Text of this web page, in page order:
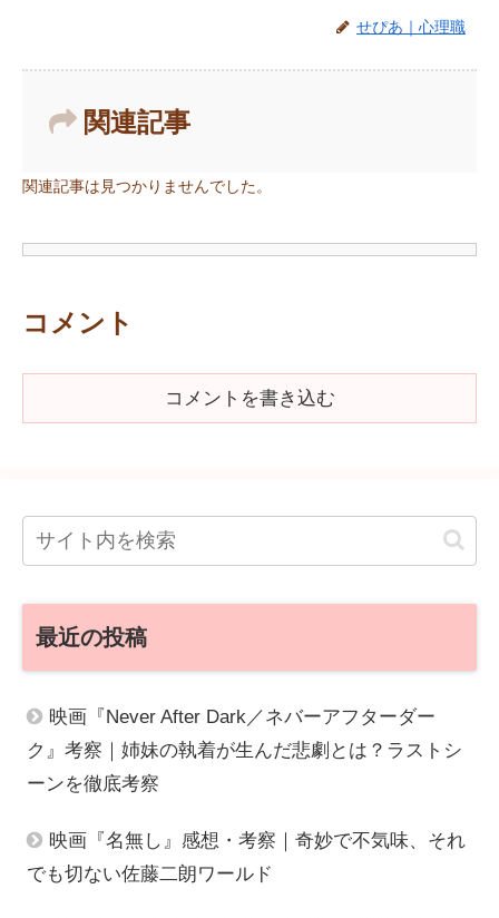
せぴあ｜心理職
関連記事
関連記事は見つかりませんでした。
コメント
コメントを書き込む
最近の投稿
映画『Never After Dark／ネバーアフターダー
ク』考察｜姉妹の執着が生んだ悲劇とは？ラストシ
ーンを徹底考察
映画『名無し』感想・考察｜奇妙で不気味、それ
でも切ない佐藤二朗ワールド